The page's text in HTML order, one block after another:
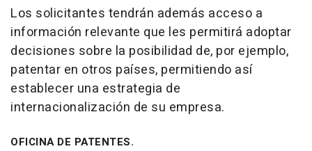
Los solicitantes tendrán además acceso a
información relevante que les permitirá adoptar
decisiones sobre la posibilidad de, por ejemplo,
patentar en otros países, permitiendo así
establecer una estrategia de
internacionalización de su empresa.
OFICINA DE PATENTES.